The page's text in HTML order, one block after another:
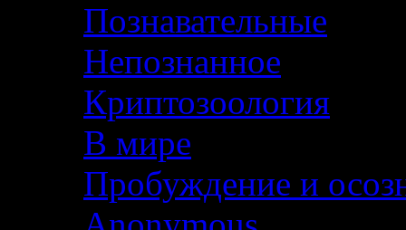
Познавательные
Непознанное
Криптозоология
В мире
Пробуждение и